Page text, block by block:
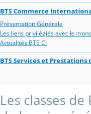
BTS Commerce
Présentation Générale
Les liens privilégiés avec le
Actualités BTS CI
BTS Services et Prestations
Les classes